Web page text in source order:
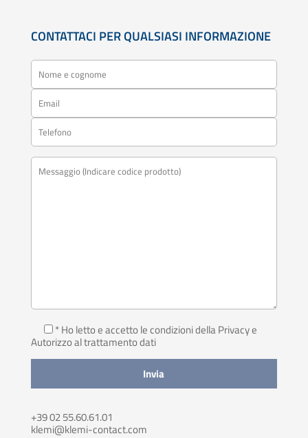
CONTATTACI PER QUALSIASI INFORMAZIONE
* Ho letto e accetto le condizioni della Privacye
Autorizzo al trattamento dati
+39 02 55.60.61.01
klemi@klemi-contact.com